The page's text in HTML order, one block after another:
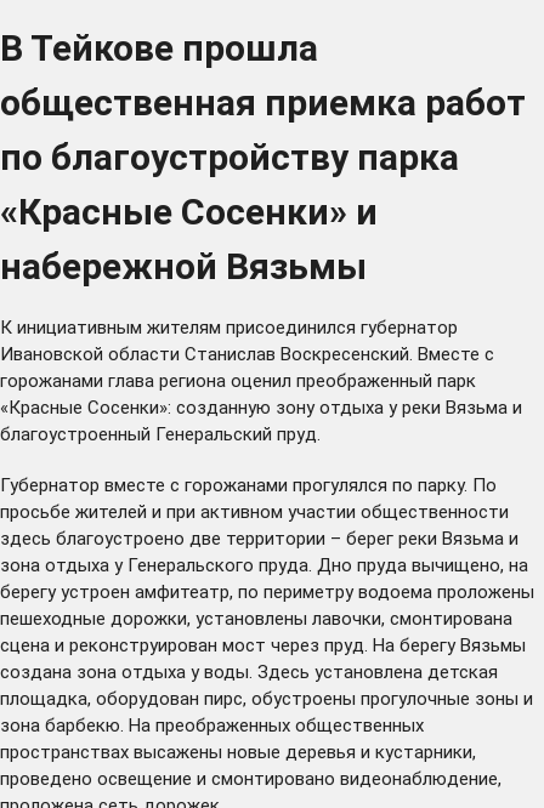
В Тейкове прошла
общественная приемка работ
по благоустройству парка
«Красные Сосенки» и
набережной Вязьмы
К инициативным жителям присоединился губернатор
Ивановской области Станислав Воскресенский. Вместе с
горожанами глава региона оценил преображенный парк
«Красные Сосенки»: созданную зону отдыха у реки Вязьма и
благоустроенный Генеральский пруд.
Губернатор вместе с горожанами прогулялся по парку. По
просьбе жителей и при активном участии общественности
здесь благоустроено две территории – берег реки Вязьма и
зона отдыха у Генеральского пруда. Дно пруда вычищено, на
берегу устроен амфитеатр, по периметру водоема проложены
пешеходные дорожки, установлены лавочки, смонтирована
сцена и реконструирован мост через пруд. На берегу Вязьмы
создана зона отдыха у воды. Здесь установлена детская
площадка, оборудован пирс, обустроены прогулочные зоны и
зона барбекю. На преображенных общественных
пространствах высажены новые деревья и кустарники,
проведено освещение и смонтировано видеонаблюдение,